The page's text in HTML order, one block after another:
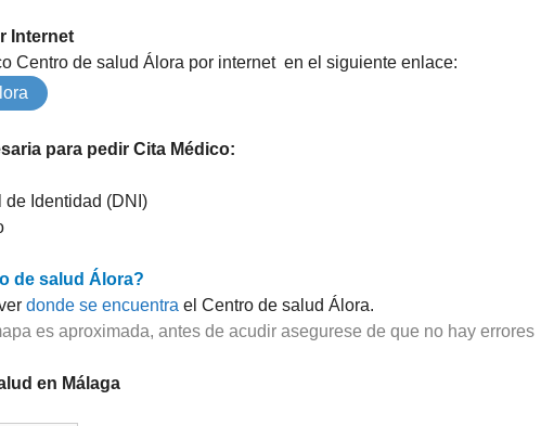
Internet
Centro de salud Álora por internet en el siguiente enlace:
para pedir Cita Médico:
Identidad (DNI)
de salud Álora?
donde se encuentra el Centro de salud Álora.
es aproximada, antes de acudir asegurese de que no hay errores
en Málaga